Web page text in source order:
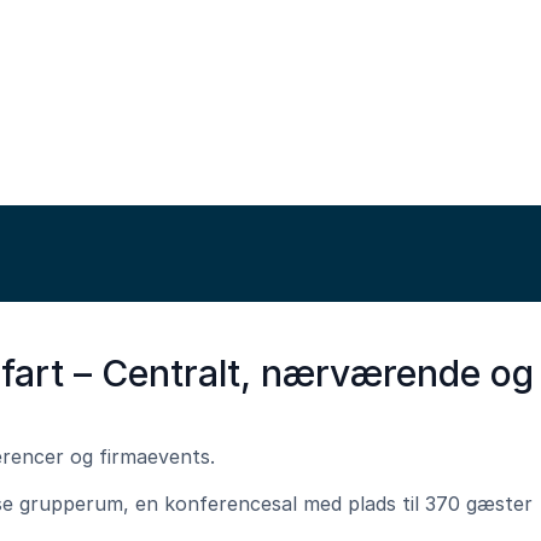
– Centralt, nærværende og
og firmaevents.
grupperum, en konferencesal med plads til 370 gæster